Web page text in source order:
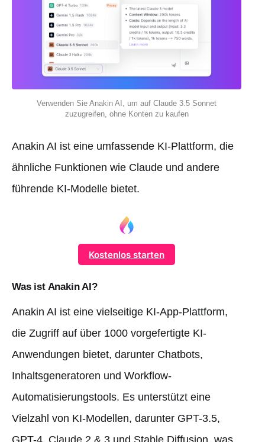
Verwenden Sie Anakin AI, um auf Claude 3.5 Sonnet
zuzugreifen, ohne Konten zu kaufen
Anakin AI ist eine umfassende KI-Plattform, die
ähnliche Funktionen wie Claude und andere
führende KI-Modelle bietet.
Kostenlos starten
Was ist Anakin AI?
Anakin AI ist eine vielseitige KI-App-Plattform,
die Zugriff auf über 1000 vorgefertigte KI-
Anwendungen bietet, darunter Chatbots,
Inhaltsgeneratoren und Workflow-
Automatisierungstools. Es unterstützt eine
Vielzahl von KI-Modellen, darunter GPT-3.5,